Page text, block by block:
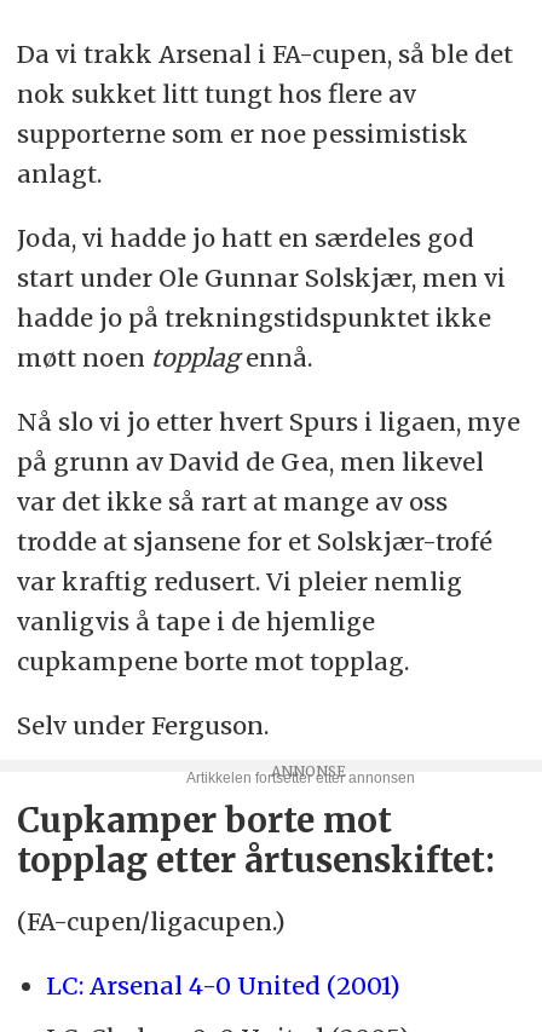
Da vi trakk Arsenal i FA-cupen, så ble det
nok sukket litt tungt hos flere av
supporterne som er noe pessimistisk
anlagt.
Joda, vi hadde jo hatt en særdeles god
start under Ole Gunnar Solskjær, men vi
hadde jo på trekningstidspunktet ikke
møtt noen topplagennå.
Nå slo vi jo etter hvert Spurs i ligaen, mye
på grunn av David de Gea, men likevel
var det ikke så rart at mange av oss
trodde at sjansene for et Solskjær-trofé
var kraftig redusert. Vi pleier nemlig
vanligvis å tape i de hjemlige
cupkampene borte mot topplag.
Selv under Ferguson.
Cupkamper borte mot
topplag etter årtusenskiftet:
(FA-cupen/ligacupen.)
LC: Arsenal 4-0 United (2001)